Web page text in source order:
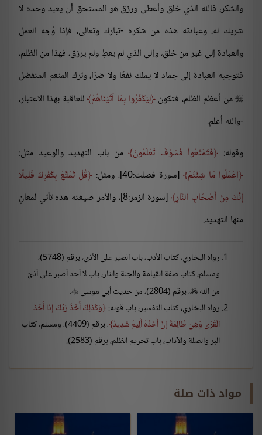
والشكر، فالله الذي خلق وأعطى ورزق هو المستحق أن يعبد وحده لا
شريك له، وعبادته هذه من شكره -تبارك وتعالى، فإذا وُجه العمل
والعبادة إلى غير من خلق، وإلى الذي لم يعطِ ولم يرزق، فهذا من الظلم،
فتوجيه العبادة إلى جماد لا يملك نفعًا ولا ضرًا، وترك المنعم المتفضل
من أعظم الظلم، فتكون لِيَكْفُرُوا بِمَا آتَيْنَاهُمْ للعاقبة بهذا الاعتبار،
-والله أعلم.
وقوله:
فَتَمَتّعُواْ فَسَوْفَ تَعْلَمُونَ من باب التهديد والوعيد مثل:
اعْمَلُوا مَا شِئْتُمْ [سورة فصلت:40]، ومثل:
قُلْ تَمَتَّعْ بِكُفْرِكَ قَلِيلًا
إِنَّكَ مِنْ أَصْحَابِ النَّارِ
[سورة الزمر:8]، والأمر صيغته هذه تأتي لمعانٍ
منها التهديد.
رواه البخاري، كتاب الأدب، باب الصبر على الأذى، برقم (5748)،
ومسلم، كتاب صفة القيامة والجنة والنار، باب لا أحد أصبر على أذىً
من الله ، برقم (2804)، من حديث أبي موسى 
.
رواه البخاري، كتاب التفسير، باب قوله: وَكَذَلِكَ أَخْذُ رَبِّكَ إِذَا أَخَذَ
الْقُرَى وَهِيَ ظَالِمَةٌ إِنَّ أَخْذَهُ أَلِيمٌ شَدِيدٌ
، برقم (4409)، ومسلم، كتاب
البر والصلة والآداب، باب تحريم الظلم، برقم (2583).
مواد ذات صلة